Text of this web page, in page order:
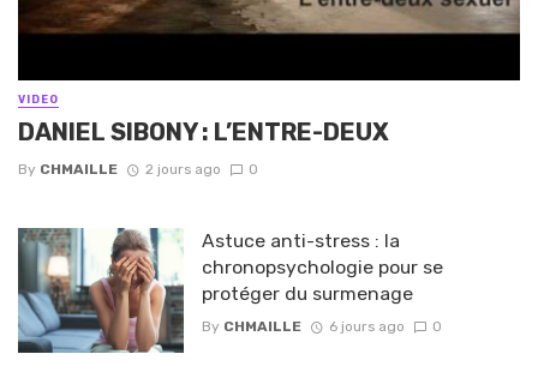
VIDEO
DANIEL SIBONY : L’ENTRE-DEUX
By CHMAILLE 2 jours ago 0
Astuce anti-stress : la
chronopsychologie pour se
protéger du surmenage
By CHMAILLE 6 jours ago 0